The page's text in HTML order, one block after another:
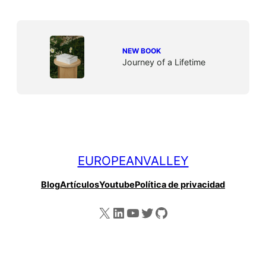
NEW BOOK
Journey of a Lifetime
EUROPEANVALLEY
BlogArtículosYoutubePolítica de privacidad
X LinkedIn YouTube Twitter GitHub